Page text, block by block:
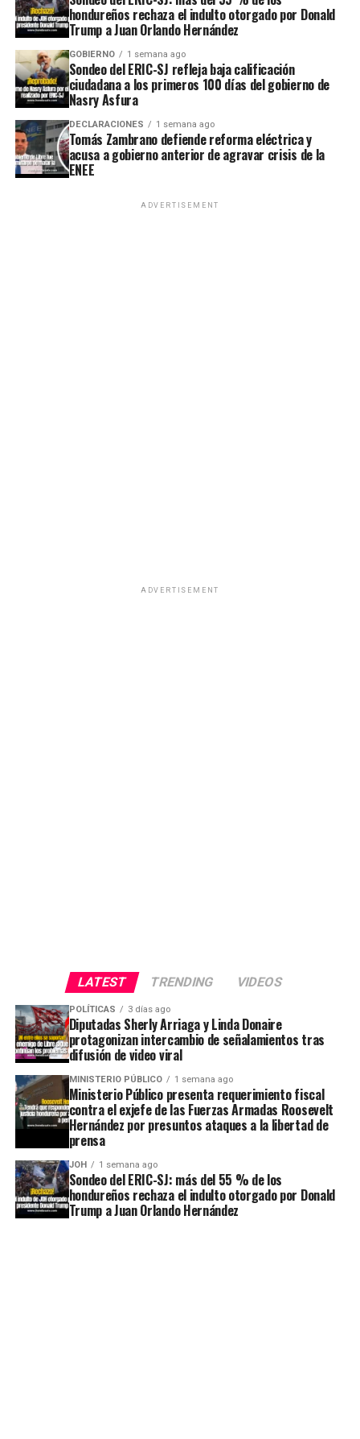
hondureños rechaza el indulto otorgado por Donald
Trump a Juan Orlando Hernández
GOBIERNO 1 semana ago
Sondeo del ERIC-SJ refleja baja calificación
ciudadana a los primeros 100 días del gobierno de
Nasry Asfura
DECLARACIONES 1 semana ago
Tomás Zambrano defiende reforma eléctrica y
acusa a gobierno anterior de agravar crisis de la
ENEE
ADVERTISEMENT
ADVERTISEMENT
LATEST TRENDING VIDEOS
POLÍTICAS 3 días ago
Diputadas Sherly Arriaga y Linda Donaire
protagonizan intercambio de señalamientos tras
difusión de video viral
MINISTERIO PÚBLICO 1 semana ago
Ministerio Público presenta requerimiento fiscal
contra el exjefe de las Fuerzas Armadas Roosevelt
Hernández por presuntos ataques a la libertad de
prensa
JOH 1 semana ago
Sondeo del ERIC-SJ: más del 55 % de los
hondureños rechaza el indulto otorgado por Donald
Trump a Juan Orlando Hernández